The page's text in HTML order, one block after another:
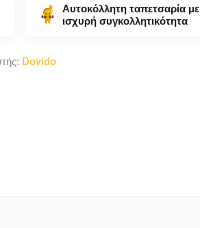
Αυτοκόλλητη ταπετσαρία με
ισχυρή συγκολλητικότητα
Dovido